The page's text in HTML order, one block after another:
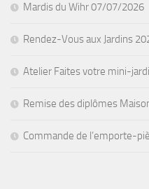
Mardis du Wihr 07/07/2026
Rendez-Vous aux Jardins
Atelier Faites votre mini-
Remise des diplômes
Commande de l’emporte-